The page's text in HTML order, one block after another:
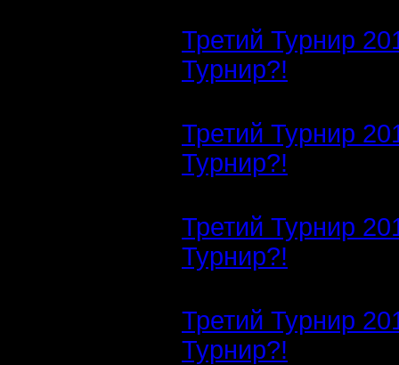
Третий Турнир
Турнир?!
Третий Турнир
Турнир?!
Третий Турнир
Турнир?!
Третий Турнир
Турнир?!